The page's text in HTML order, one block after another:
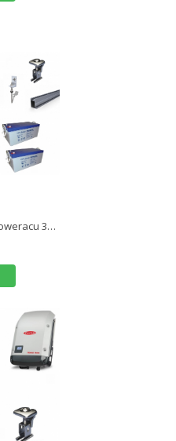
Sistem fotovoltaic off-grid Poweracu 3kwp prindere tabla